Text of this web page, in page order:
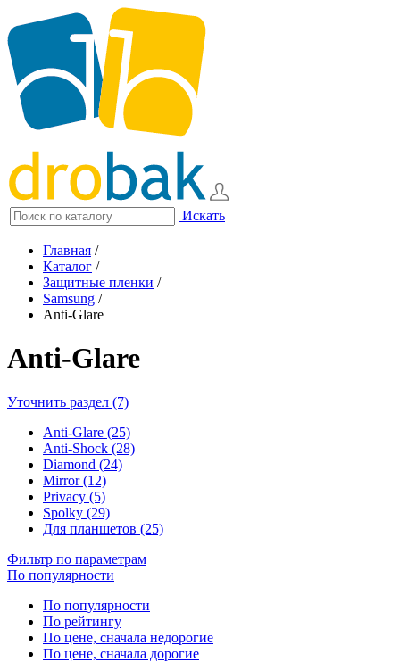
Искать
Главная /
Каталог /
Защитные пленки /
Samsung /
Anti-Glare
Anti-Glare
Уточнить раздел (7)
Anti-Glare (25)
Anti-Shock (28)
Diamond (24)
Mirror (12)
Privacy (5)
Spolky (29)
Для планшетов (25)
Фильтр по параметрам
По популярности
По популярности
По рейтингу
По цене, сначала недорогие
По цене, сначала дорогие